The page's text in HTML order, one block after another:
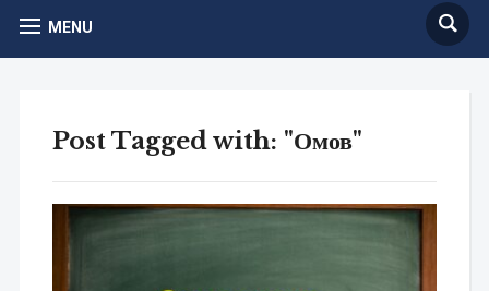
MENU
Post Tagged with: "Омов"